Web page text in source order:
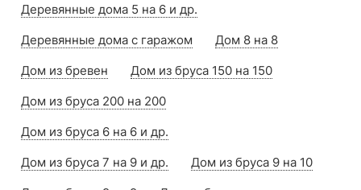
Деревянные дома 5 на 6 и др.
Деревянные дома с гаражом
Дом 8 на 8
Дом из бревен
Дом из бруса 150 на 150
Дом из бруса 200 на 200
Дом из бруса 6 на 6 и др.
Дом из бруса 7 на 9 и др.
Дом из бруса 9 на 10